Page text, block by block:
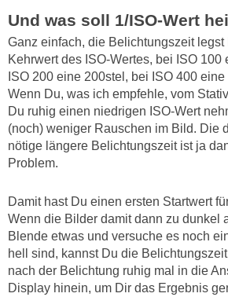
Und was soll 1/ISO-Wert
Ganz einfach, die Belichtungszeit legst
Kehrwert des ISO-Wertes, bei ISO 100
ISO 200 eine 200stel, bei ISO 400
Wenn Du, was ich empfehle, vom
Du ruhig einen niedrigen ISO-Wert
(noch) weniger Rauschen im Bild. Die
nötige längere Belichtungszeit ist ja
Problem.
Damit hast Du einen ersten Startwert
Wenn die Bilder damit dann zu dunkel
Blende etwas und versuche es noch
hell sind, kannst Du die
nach der Belichtung ruhig mal in die
Display hinein, um Dir das Ergebnis